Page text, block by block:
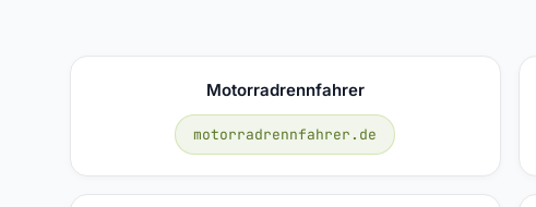
Motorradrennfahrer
motorradrennfahrer.de